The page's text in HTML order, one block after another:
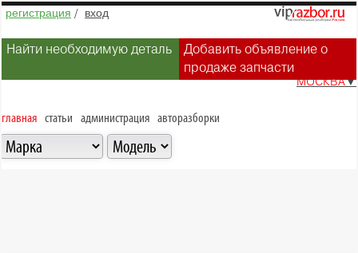
регистрация / вход
Найти необходимую деталь
Добавить объявление о
продаже запчасти
МОСКВА▼
главная статьи администрация авторазборки